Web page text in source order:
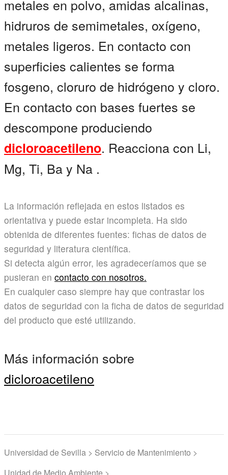
metales en polvo, amidas alcalinas,
hidruros de semimetales, oxígeno,
metales ligeros. En contacto con
superficies calientes se forma
fosgeno, cloruro de hidrógeno y cloro.
En contacto con bases fuertes se
descompone produciendo
dicloroacetileno. Reacciona con Li,
Mg, Ti, Ba y Na .
La información reflejada en estos listados es
orientativa y puede estar incompleta. Ha sido
obtenida de diferentes fuentes: fichas de datos de
seguridad y literatura científica.
Si detecta algún error, les agradeceríamos que se
pusieran en contacto con nosotros.
En cualquier caso siempre hay que contrastar los
datos de seguridad con la ficha de datos de seguridad
del producto que esté utilizando.
Más información sobre
dicloroacetileno
Universidad de Sevilla > Servicio de Mantenimiento >